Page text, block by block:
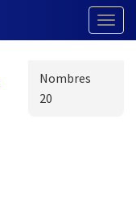
Nombres
20